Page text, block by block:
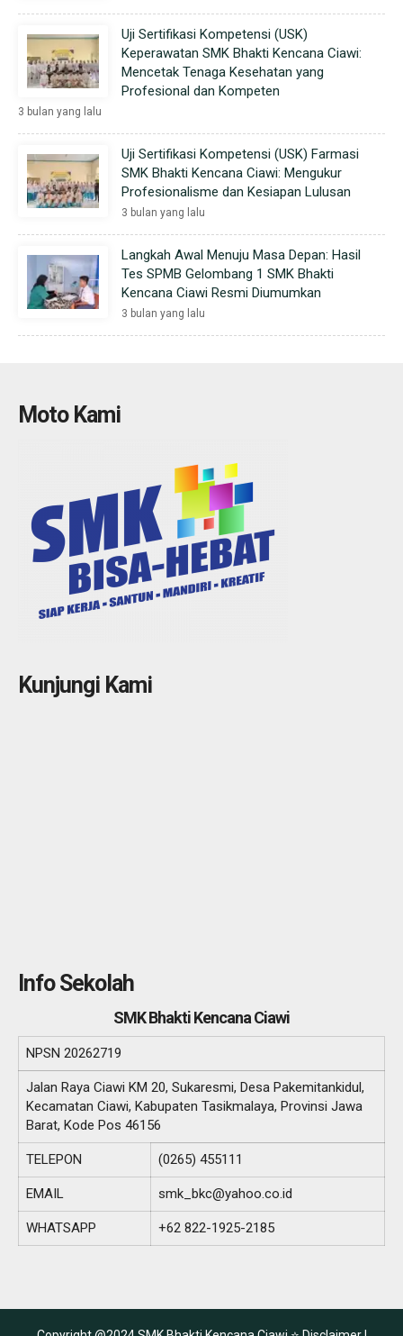
Uji Sertifikasi Kompetensi (USK)
Keperawatan SMK Bhakti Kencana Ciawi:
Mencetak Tenaga Kesehatan yang
Profesional dan Kompeten
3 bulan yang lalu
Uji Sertifikasi Kompetensi (USK) Farmasi
SMK Bhakti Kencana Ciawi: Mengukur
Profesionalisme dan Kesiapan Lulusan
3 bulan yang lalu
Langkah Awal Menuju Masa Depan: Hasil
Tes SPMB Gelombang 1 SMK Bhakti
Kencana Ciawi Resmi Diumumkan
3 bulan yang lalu
Moto Kami
Kunjungi Kami
Info Sekolah
SMK Bhakti Kencana Ciawi
NPSN 20262719
Jalan Raya Ciawi KM 20, Sukaresmi, Desa Pakemitankidul,
Kecamatan Ciawi, Kabupaten Tasikmalaya, Provinsi Jawa
Barat, Kode Pos 46156
TELEPON (0265) 455111
EMAIL smk_bkc@yahoo.co.id
WHATSAPP +62 822-1925-2185